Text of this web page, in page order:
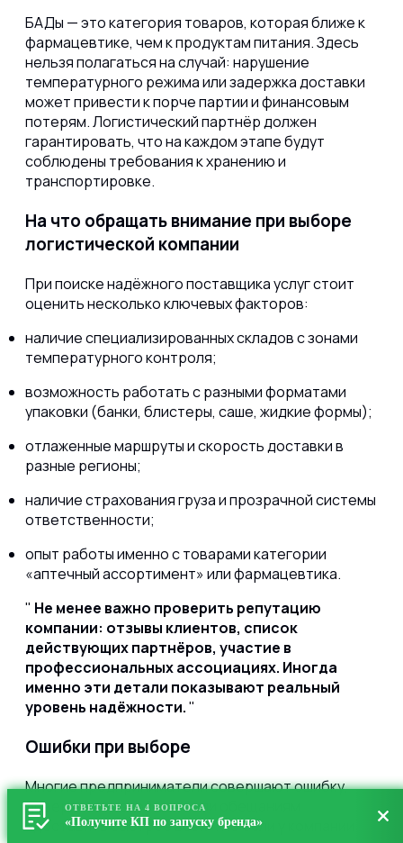
БАДы — это категория товаров, которая ближе к
фармацевтике, чем к продуктам питания. Здесь
нельзя полагаться на случай: нарушение
температурного режима или задержка доставки
может привести к порче партии и финансовым
потерям. Логистический партнёр должен
гарантировать, что на каждом этапе будут
соблюдены требования к хранению и
транспортировке.
На что обращать внимание при выборе
логистической компании
При поиске надёжного поставщика услуг стоит
оценить несколько ключевых факторов:
наличие специализированных складов с зонами
температурного контроля;
возможность работать с разными форматами
упаковки (банки, блистеры, саше, жидкие формы);
отлаженные маршруты и скорость доставки в
разные регионы;
наличие страхования груза и прозрачной системы
ответственности;
опыт работы именно с товарами категории
«аптечный ассортимент» или фармацевтика.
Не менее важно проверить репутацию
компании: отзывы клиентов, список
действующих партнёров, участие в
профессиональных ассоциациях. Иногда
именно эти детали показывают реальный
уровень надёжности.
Ошибки при выборе
Многие предприниматели совершают ошибку,
доверяясь низкой цене или обещаниям
«доставить быстрее всех». Но если у компании
ОТВЕТЬТЕ НА 4 ВОПРОСА
«Получите КП по запуску бренда»